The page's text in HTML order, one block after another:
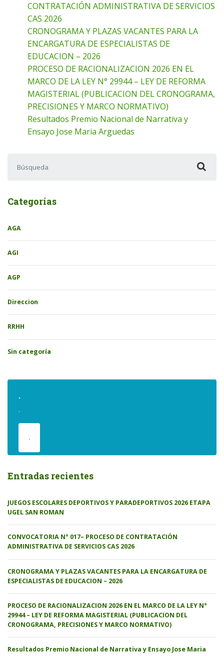
CONTRATACIÓN ADMINISTRATIVA DE SERVICIOS
CAS 2026
CRONOGRAMA Y PLAZAS VACANTES PARA LA
ENCARGATURA DE ESPECIALISTAS DE
EDUCACION – 2026
PROCESO DE RACIONALIZACION 2026 EN EL
MARCO DE LA LEY N° 29944 – LEY DE REFORMA
MAGISTERIAL (PUBLICACION DEL CRONOGRAMA,
PRECISIONES Y MARCO NORMATIVO)
Resultados Premio Nacional de Narrativa y
Ensayo Jose Maria Arguedas
Categorías
AGA
AGI
AGP
Direccion
RRHH
Sin categoría
.
.
.
Entradas recientes
JUEGOS ESCOLARES DEPORTIVOS Y PARADEPORTIVOS 2026 ETAPA
UGEL SAN ROMAN
CONVOCATORIA N° 017– PROCESO DE CONTRATACIÓN
ADMINISTRATIVA DE SERVICIOS CAS 2026
CRONOGRAMA Y PLAZAS VACANTES PARA LA ENCARGATURA DE
ESPECIALISTAS DE EDUCACION – 2026
PROCESO DE RACIONALIZACION 2026 EN EL MARCO DE LA LEY N°
29944 – LEY DE REFORMA MAGISTERIAL (PUBLICACION DEL
CRONOGRAMA, PRECISIONES Y MARCO NORMATIVO)
Resultados Premio Nacional de Narrativa y Ensayo Jose Maria